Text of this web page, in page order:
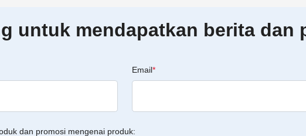
untuk mendapatkan berita dan
Email*
dan promosi mengenai produk: